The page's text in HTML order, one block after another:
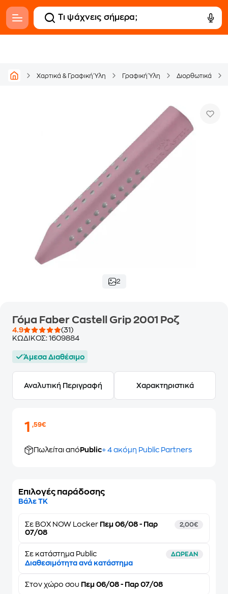
Χαρτικά & Γραφική Ύλη Γραφική Ύλη Διορθωτικά
2
Γόμα Faber Castell Grip 2001 Ροζ
4.9
(31)
ΚΩΔΙΚΟΣ: 1609884
Άμεσα Διαθέσιμο
Αναλυτική Περιγραφή Χαρακτηριστικά
1,59€
Πωλείται από Public+ 4 ακόμη Public Partners
Επιλογές παράδοσης
Βάλε ΤΚ
Σε BOX NOW Locker Πεμ 06/08 - Παρ
07/08
2,00€
Σε κατάστημα Public ΔΩΡΕΑΝ
Διαθεσιμότητα ανά κατάστημα
Στον χώρο σου Πεμ 06/08 - Παρ 07/08